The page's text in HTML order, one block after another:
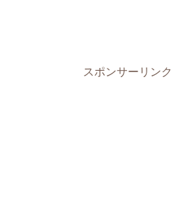
スポンサーリンク